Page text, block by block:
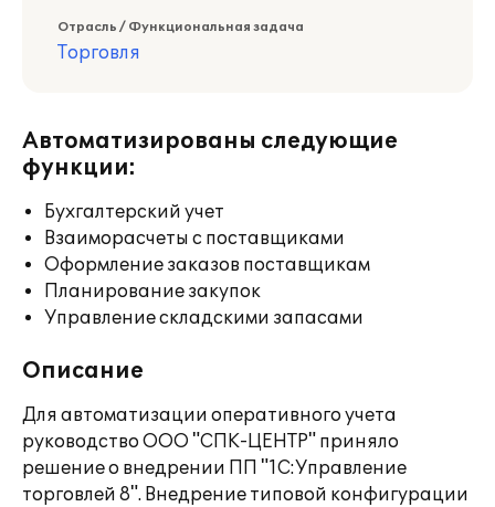
Отрасль / Функциональная задача
Торговля
Автоматизированы следующие
функции:
Бухгалтерский учет
Взаиморасчеты с поставщиками
Оформление заказов поставщикам
Планирование закупок
Управление складскими запасами
Описание
Для автоматизации оперативного учета
руководство ООО "СПК-ЦЕНТР" приняло
решение о внедрении ПП "1С:Управление
торговлей 8". Внедрение типовой конфигурации